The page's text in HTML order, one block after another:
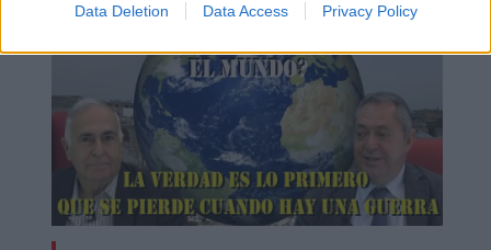
Data Deletion Data Access Privacy Policy